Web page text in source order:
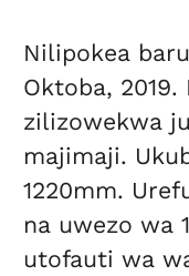
Nilipokea
Oktoba,
zilizowekwa
majimaji.
1220mm.
na uwezo wa
utofauti wa